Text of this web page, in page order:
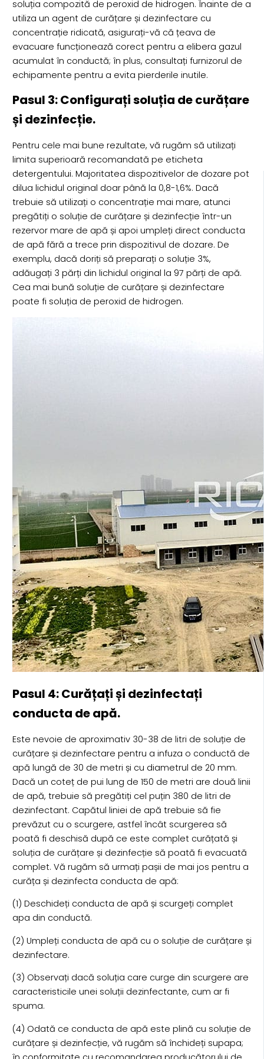
soluția compozită de peroxid de hidrogen. Înainte de a
utiliza un agent de curățare și dezinfectare cu
concentrație ridicată, asigurați-vă că țeava de
evacuare funcționează corect pentru a elibera gazul
acumulat în conductă; în plus, consultați furnizorul de
echipamente pentru a evita pierderile inutile.
Pasul 3: Configurați soluția de curățare
și dezinfecție.
Pentru cele mai bune rezultate, vă rugăm să utilizați
limita superioară recomandată pe eticheta
detergentului. Majoritatea dispozitivelor de dozare pot
dilua lichidul original doar până la 0,8-1,6%. Dacă
trebuie să utilizați o concentrație mai mare, atunci
pregătiți o soluție de curățare și dezinfecție într-un
rezervor mare de apă și apoi umpleți direct conducta
de apă fără a trece prin dispozitivul de dozare. De
exemplu, dacă doriți să preparați o soluție 3%,
adăugați 3 părți din lichidul original la 97 părți de apă.
Cea mai bună soluție de curățare și dezinfectare
poate fi soluția de peroxid de hidrogen.
Pasul 4: Curățați și dezinfectați
conducta de apă.
Este nevoie de aproximativ 30-38 de litri de soluție de
curățare și dezinfectare pentru a infuza o conductă de
apă lungă de 30 de metri și cu diametrul de 20 mm.
Dacă un coteț de pui lung de 150 de metri are două linii
de apă, trebuie să pregătiți cel puțin 380 de litri de
dezinfectant. Capătul liniei de apă trebuie să fie
prevăzut cu o scurgere, astfel încât scurgerea să
poată fi deschisă după ce este complet curățată și
soluția de curățare și dezinfecție să poată fi evacuată
complet. Vă rugăm să urmați pașii de mai jos pentru a
curăța și dezinfecta conducta de apă:
(1) Deschideți conducta de apă și scurgeți complet
apa din conductă.
(2) Umpleți conducta de apă cu o soluție de curățare și
dezinfectare.
(3) Observați dacă soluția care curge din scurgere are
caracteristicile unei soluții dezinfectante, cum ar fi
spuma.
(4) Odată ce conducta de apă este plină cu soluție de
curățare și dezinfecție, vă rugăm să închideți supapa;